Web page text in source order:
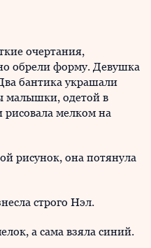
очертания,
обрели форму. Девушка
бантика украшали
малышки, одетой в
рисовала мелком на
рисунок, она потянула
строго Нэл.
а сама взяла синий.